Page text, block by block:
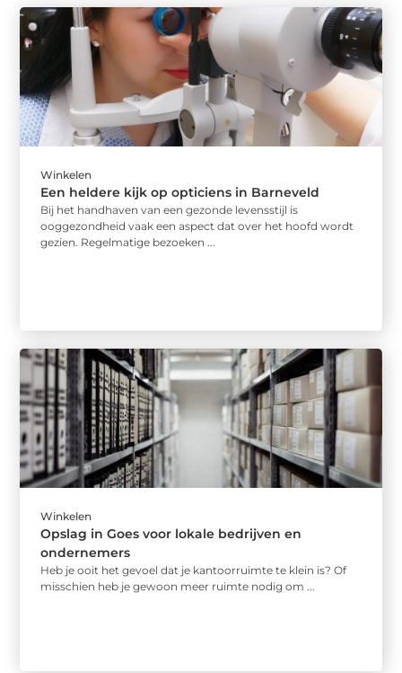
Winkelen
Een heldere kijk op opticiens in Barneveld
Bij het handhaven van een gezonde levensstijl is
ooggezondheid vaak een aspect dat over het hoofd wordt
gezien. Regelmatige bezoeken ...
Winkelen
Opslag in Goes voor lokale bedrijven en
ondernemers
Heb je ooit het gevoel dat je kantoorruimte te klein is? Of
misschien heb je gewoon meer ruimte nodig om ...